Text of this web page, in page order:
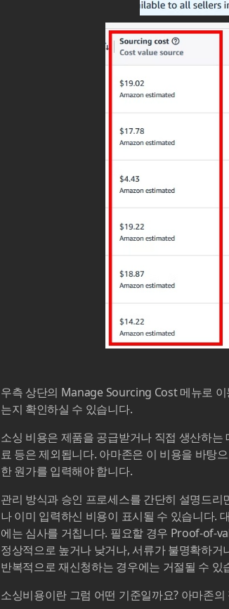
우측 상단의 Manage Sourcing Cost 메뉴로
는지 확인하실 수 있습니다.
소싱 비용은 제품을 공급받거나 직접 생산하
료 등은 제외됩니다. 아마존은 이 비용을 바탕
한 원가를 입력해야 합니다.
관리 방식과 승인 프로세스를 간단히 설명드
나 이미 입력하신 비용이 표시될 수 있습니다.
에는 심사를 거칩니다. 필요할 경우 Proof-of-
정상적으로 높거나 낮거나, 서류가 불명확하
반복적으로 재신청하는 경우에는 거절될 수 있
소싱비용이란 그럼 어떤 기준일까요? 아마존